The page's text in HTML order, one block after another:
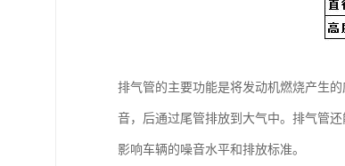
排气管的主要功能是将发动机燃烧产生
音，后通过尾管排放到大气中。排气管
影响车辆的噪音水平和排放标准。